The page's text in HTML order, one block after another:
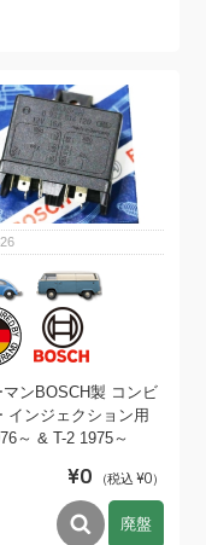
マンBOSCH製 コンビ
インジェクション用
～ & T-2 1975～
¥0 （税込 ¥0）
廃盤